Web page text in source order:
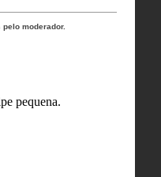
moderador.